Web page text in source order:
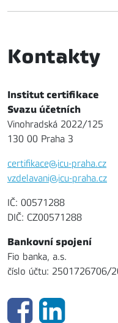
Kontakty
Institut certifikace
Svazu účetních
Vinohradská 2022/125
130 00 Praha 3
certifikace@icu-praha.cz
vzdelavani@icu-praha.cz
IČ: 00571288
DIČ: CZ00571288
Bankovní spojení
Fio banka, a.s.
číslo účtu: 2501726706/